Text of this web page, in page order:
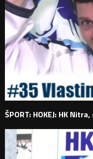
ŠPORT: HOKEJ: HK